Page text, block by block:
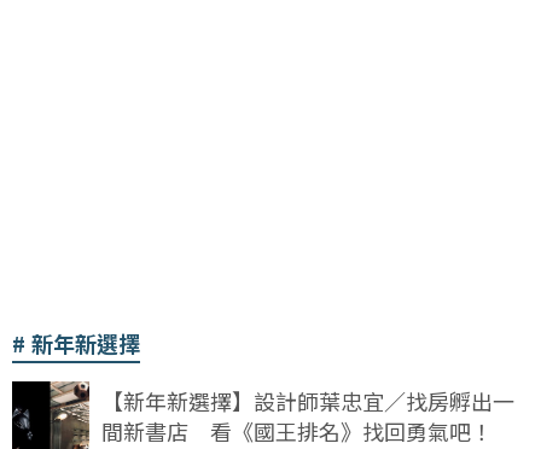
新年新選擇
【新年新選擇】設計師葉忠宜／找房孵出一
間新書店 看《國王排名》找回勇氣吧！